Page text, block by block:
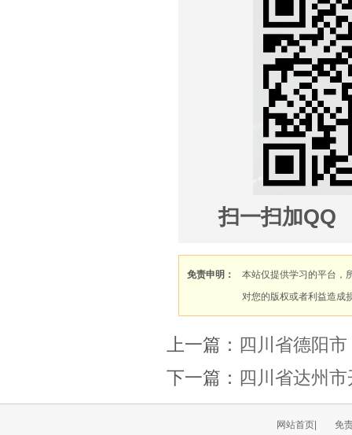
扫
免责申明：
本站仅提供学习的平台，
对您的版权或者利益造成
上一篇： 四川省德阳
下一篇： 四川省达州
网站首页| 免